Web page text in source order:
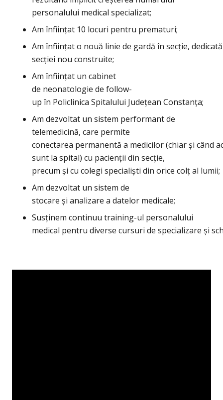
personalului medical specializat;
Am înființat 10 locuri pentru prematuri;
Am înfiinţat o nouă linie de gardă în secţie, dedicată
secției nou construite;
Am înfiinţat un cabinet
de neonatologie de follow-
up în Policlinica Spitalului Judeţean Constanţa;
Am dezvoltat un sistem performant de
telemedicină, care permite
conectarea permanentă a medicilor (chiar și când
sunt la spital) cu pacienţii din secţie,
precum și cu colegi specialiști din orice colţ al lumii;
Am dezvoltat un sistem de
stocare și analizare a datelor medicale;
Susținem continuu training-ul personalului
medical pentru diverse cursuri de specializare și